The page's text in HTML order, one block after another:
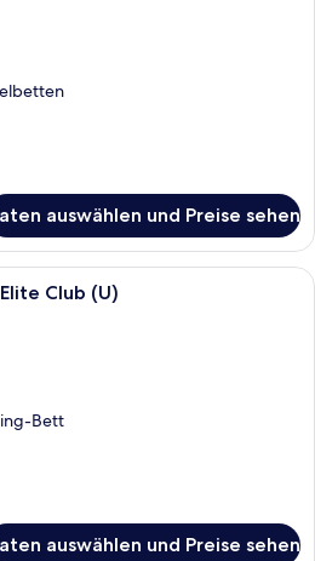
auswählen und Preise sehen
Eine Person gießt ein Getränk in ein
Club (U)
Bett
auswählen und Preise sehen